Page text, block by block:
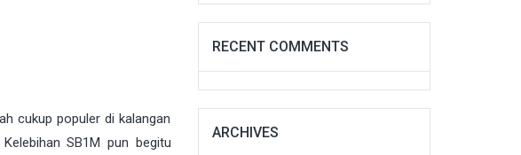
cukup populer di kalangan
SB1M pun begitu
RECENT COMMENTS
ARCHIVES